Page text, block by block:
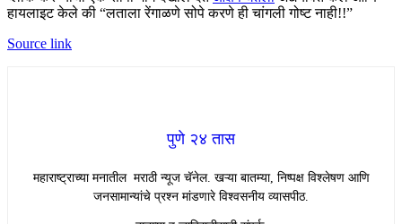
हायलाइट केले की “लताला रेंगाळणे सोपे करणे ही चांगली गोष्ट नाही!!”
Source link
पुणे २४ तास
महाराष्ट्राच्या मनातील मराठी न्यूज चॅनेल. खऱ्या बातम्या, निष्पक्ष विश्लेषण आणि
जनसामान्यांचे प्रश्न मांडणारे विश्वसनीय व्यासपीठ.